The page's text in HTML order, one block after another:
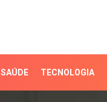
SAÚDE TECNOLOGIA